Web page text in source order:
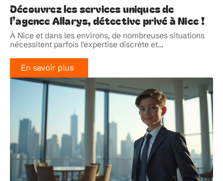
Découvrez les services uniques de
l’agence Allarys, détective privé à Nice !
À Nice et dans les environs, de nombreuses situations
nécessitent parfois l'expertise discrète et…
En savoir plus